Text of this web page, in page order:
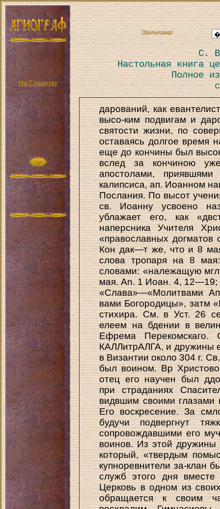
На Главную
Предыдущая
С.
Настольная книга
Полное
дарований, как
высо-ким подвигам и
святости жизни, по
оставаясь долгое время
еще до кончины был
вслед за кончиною
апостолами,
калипсиса, ап. Иоанном
Послания. По высот
св. Иоанну усвоено
ублажает его, как
наперсника Учителя
«православных
Кон дак—т же, что и 8
слова тропаря на 8
словами: «належащую
мая. An. 1 Иоан. 4, 12—19;
«Слава»—«Молитвами
вами Богородицы», затм
стихира. См. в Уст. 26
елеем на бдении в
Ефрема
КАЛЛитрАЛГА, и дружины
в Византии около 304 г.
был воином. Вр
отец его научен был
при страданиях
видвшим своими глазами
Его воскресение. За
будучи подвергнут
сопровождавшими его
воинов. Из этой дружины
который, «твердым
купноревнители за-клан
служб этого дня
Церковь в одном из
обращается к своим